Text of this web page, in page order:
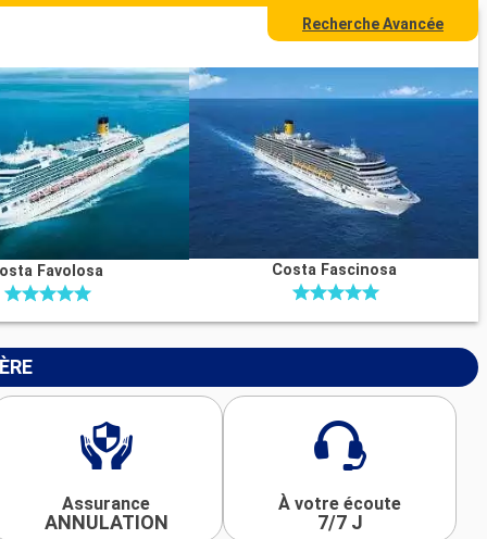
Recherche Avancée
Favolosa Costa Fascinosa
Assurance
ANNULATION
À votre écoute
7/7 J